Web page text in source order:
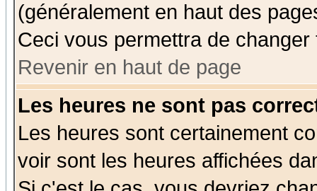
(généralement en haut des
Ceci vous permettra de
Revenir en haut de page
Les heures ne sont pas
Les heures sont certainement
voir sont les heures affichées